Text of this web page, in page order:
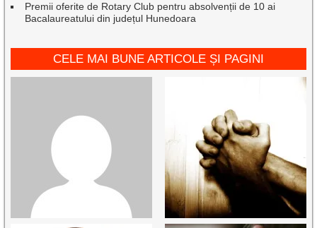
Premii oferite de Rotary Club pentru absolvenții de 10 ai
Bacalaureatului din județul Hunedoara
CELE MAI BUNE ARTICOLE ȘI PAGINI